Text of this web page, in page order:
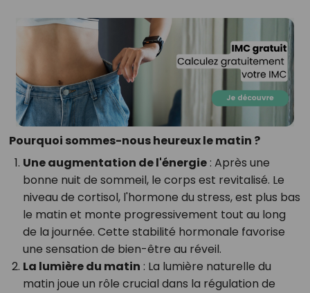
Pourquoi sommes-nous heureux le matin ?
Une augmentation de l'énergie: Après une
bonne nuit de sommeil, le corps est revitalisé. Le
niveau de cortisol, l'hormone du stress, est plus bas
le matin et monte progressivement tout au long
de la journée. Cette stabilité hormonale favorise
une sensation de bien-être au réveil.
La lumière du matin : La lumière naturelle du
matin joue un rôle crucial dans la régulation de